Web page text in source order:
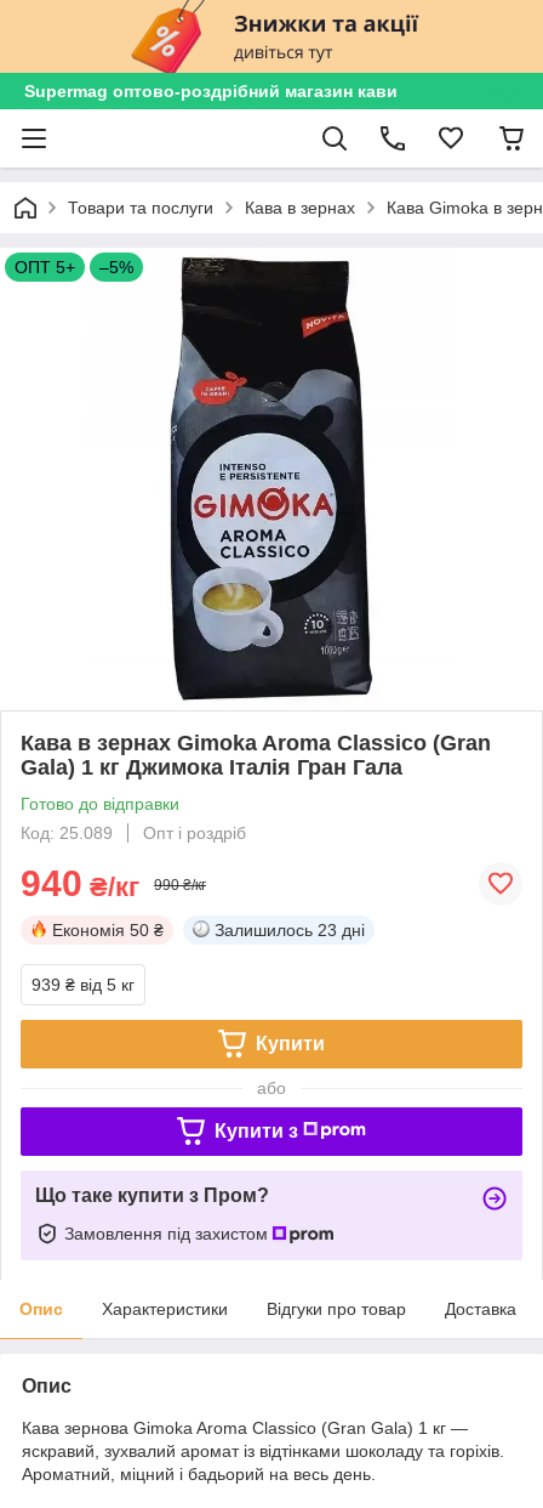
Supermag оптово-роздрібний магазин кави
Товари та послуги Кава в зернах Кава Gimoka в
ОПТ 5+ –5%
Кава в зернах Gimoka Aroma Classico (Gran
Gala) 1 кг Джимока Італія Гран Гала
Готово до відправки
Код: 25.089
Опт і роздріб
940 ₴/кг 990 ₴/кг
Економія 50 ₴ Залишилось 23 дні
939 ₴ від 5 кг
Купити
або
Купити з
Що таке купити з Пром?
Замовлення під захистом
Опис Характеристики Відгуки про товар Доставка
Опис
Кава зернова Gimoka Aroma Classico (Gran Gala) 1 кг —
яскравий, зухвалий аромат із відтінками шоколаду та горіхів.
Ароматний, міцний і бадьорий на весь день.